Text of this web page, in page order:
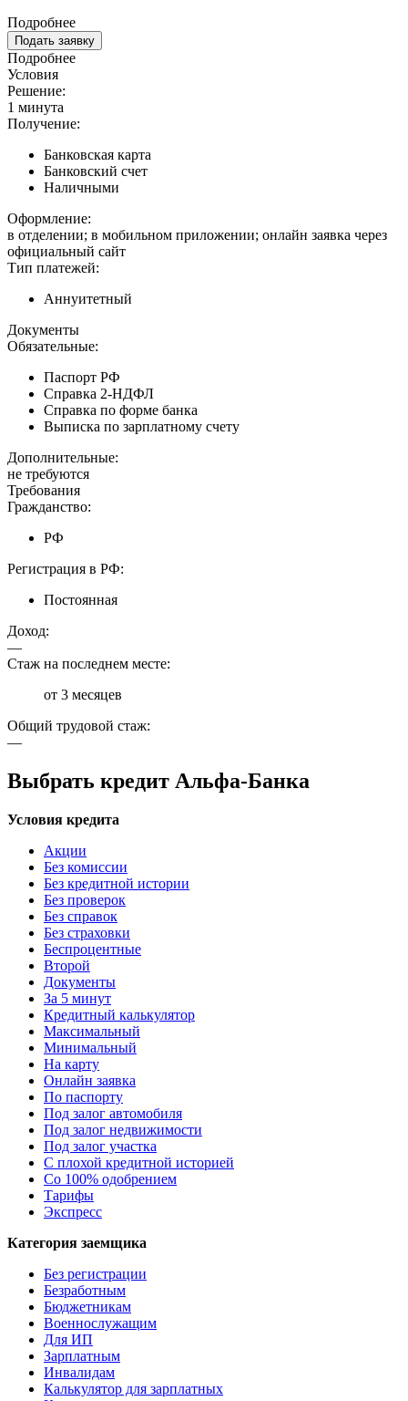
Подробнее
Подать заявку
Подробнее
Условия
Решение:
1 минута
Получение:
Банковская карта
Банковский счет
Наличными
Оформление:
в отделении; в мобильном приложении; онлайн заявка через
официальный сайт
Тип платежей:
Аннуитетный
Документы
Обязательные:
Паспорт РФ
Справка 2-НДФЛ
Справка по форме банка
Выписка по зарплатному счету
Дополнительные:
не требуются
Требования
Гражданство:
РФ
Регистрация в РФ:
Постоянная
Доход:
—
Стаж на последнем месте:
от 3 месяцев
Общий трудовой стаж:
—
Выбрать кредит Альфа-Банка
Условия кредита
Акции
Без комиссии
Без кредитной истории
Без проверок
Без справок
Без страховки
Беспроцентные
Второй
Документы
За 5 минут
Кредитный калькулятор
Максимальный
Минимальный
На карту
Онлайн заявка
По паспорту
Под залог автомобиля
Под залог недвижимости
Под залог участка
С плохой кредитной историей
Со 100% одобрением
Тарифы
Экспресс
Категория заемщика
Без регистрации
Безработным
Бюджетникам
Военнослужащим
Для ИП
Зарплатным
Инвалидам
Калькулятор для зарплатных